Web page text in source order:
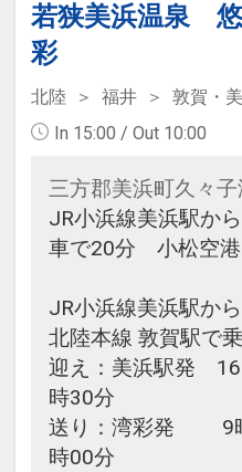
若狭美浜温泉
彩
北陸 福井
敦賀・
In 15:00 / Out 10:00
三方郡美浜町久々子
JR小浜線美浜駅か
車で20分 小松空港
JR小浜線美浜駅か
北陸本線 敦賀駅で
迎え：美浜駅発
時30分
送り：湾彩発 9
時00分